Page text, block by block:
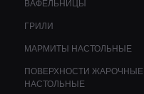
ВАФЕЛЬНИЦЫ
ГРИЛИ
МАРМИТЫ НАСТОЛЬНЫЕ
ПОВЕРХНОСТИ ЖАРОЧНЫЕ
НАСТОЛЬНЫЕ